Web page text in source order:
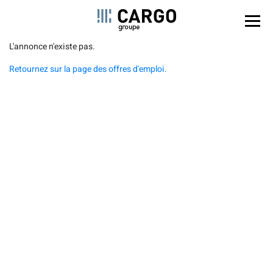
Pasar
contenido
L'annonce n'existe pas.
Retournez sur la page des offres d'emploi.